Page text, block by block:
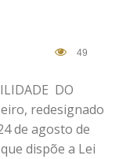
49
DO
redesignado
de agosto de
dispõe a Lei